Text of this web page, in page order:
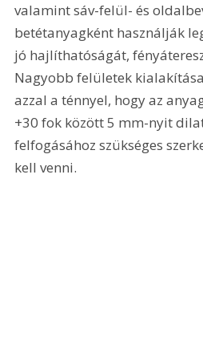
valamint sáv-felül- és
betétanyagként használják
jó hajlíthatóságát,
Nagyobb felületek
azzal a ténnyel, hogy az
+30 fok között 5 mm-nyit
felfogásához szükséges
kell venni.